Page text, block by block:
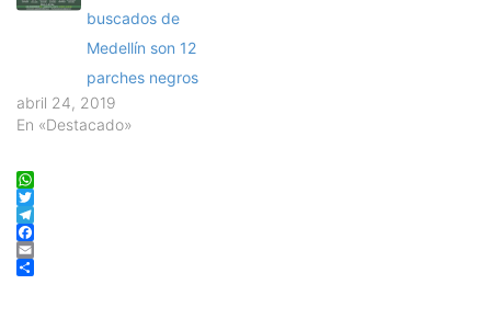
buscados de
Medellín son 12
parches negros
abril 24, 2019
En «Destacado»
WhatsApp
Twitter
Telegram
Facebook
Email